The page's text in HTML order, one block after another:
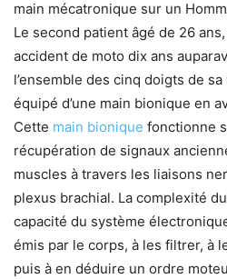
main mécatronique sur un
Le second patient âgé de 26
accident de moto dix ans
l’ensemble des cinq doigts de
équipé d’une main bionique en
Cette main bionique fonctionne
récupération de signaux
muscles à travers les liaisons
plexus brachial. La complexité
capacité du système
émis par le corps, à les filtrer, à
puis à en déduire un ordre